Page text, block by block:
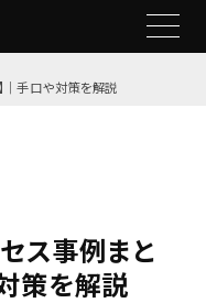
｜手口や対策を解説
ス事例まと
策を解説